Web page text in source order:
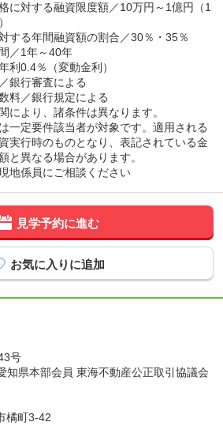
に対する融資限度額／10万円～1億円（1
する年間融資額の割合／30％・35％
／1年～40年
利0.4％（変動金利）
銀行審査による
料／銀行規定による
により、諸条件は異なります。
一定要件該当者が対象です。適用される
実行時のものとなり、表記されている金
と異なる場合があります。
地係員にご相談ください
見学予約に進む
号
知県本部会員 東海不動産公正取引協議会
橘町3-42